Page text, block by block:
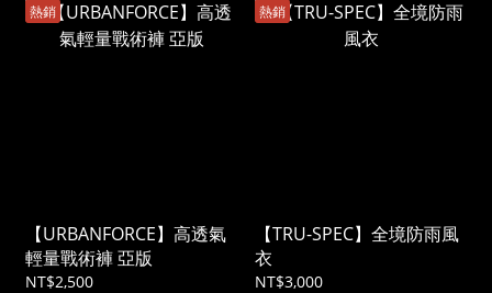
熱銷
【URBANFORCE】高透氣
輕量戰術褲 亞版
NT$2,500
熱銷
【TRU-SPEC】全境防雨風
衣
NT$3,000